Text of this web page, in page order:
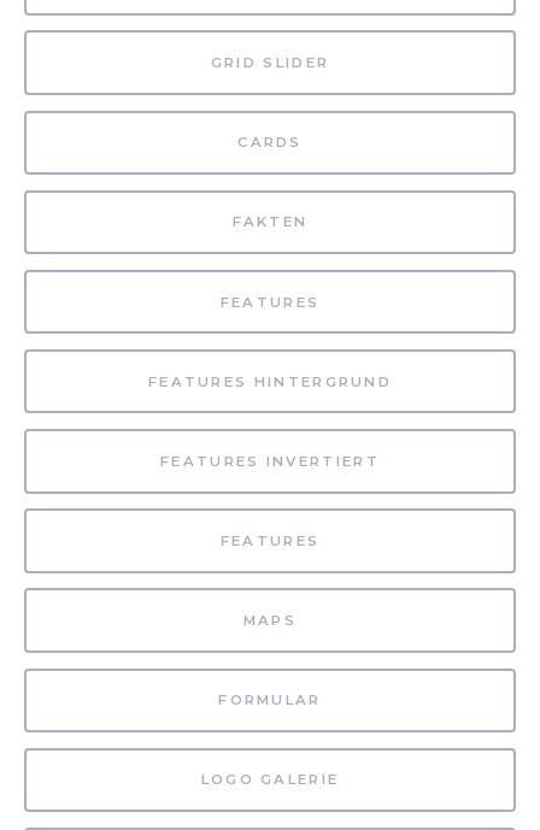
GRID SLIDER
CARDS
FAKTEN
FEATURES
FEATURES HINTERGRUND
FEATURES INVERTIERT
FEATURES
MAPS
FORMULAR
LOGO GALERIE